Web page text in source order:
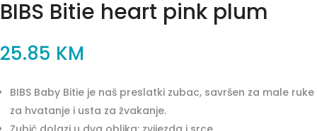
BIBS Bitie heart pink plum
25.85 KM
BIBS Baby Bitie je naš preslatki zubac, savršen za male ruke
za hvatanje i usta za žvakanje.